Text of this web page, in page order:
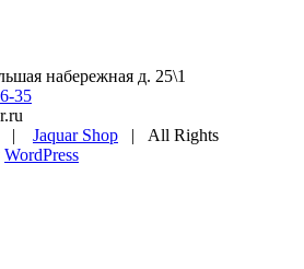
набережная д. 25\1
35
| Jaquar Shop | All Rights
WordPress